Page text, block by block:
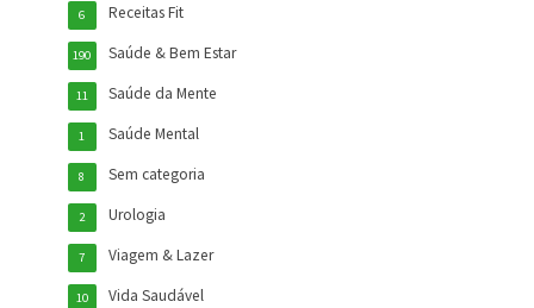
Receitas Fit
6
Saúde & Bem Estar
190
Saúde da Mente
11
Saúde Mental
1
Sem categoria
8
Urologia
2
Viagem & Lazer
7
Vida Saudável
10